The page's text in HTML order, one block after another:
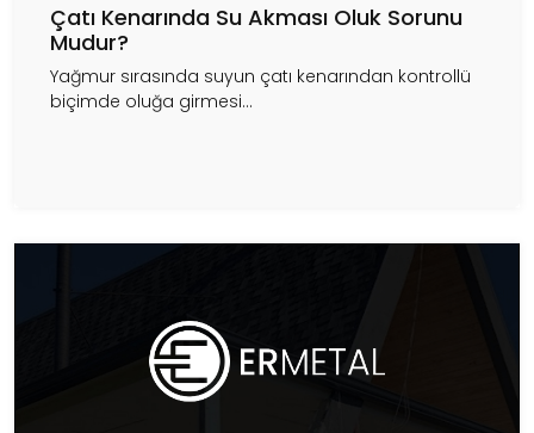
Çatı Kenarında Su Akması Oluk Sorunu
Mudur?
Yağmur sırasında suyun çatı kenarından kontrollü
biçimde oluğa girmesi...